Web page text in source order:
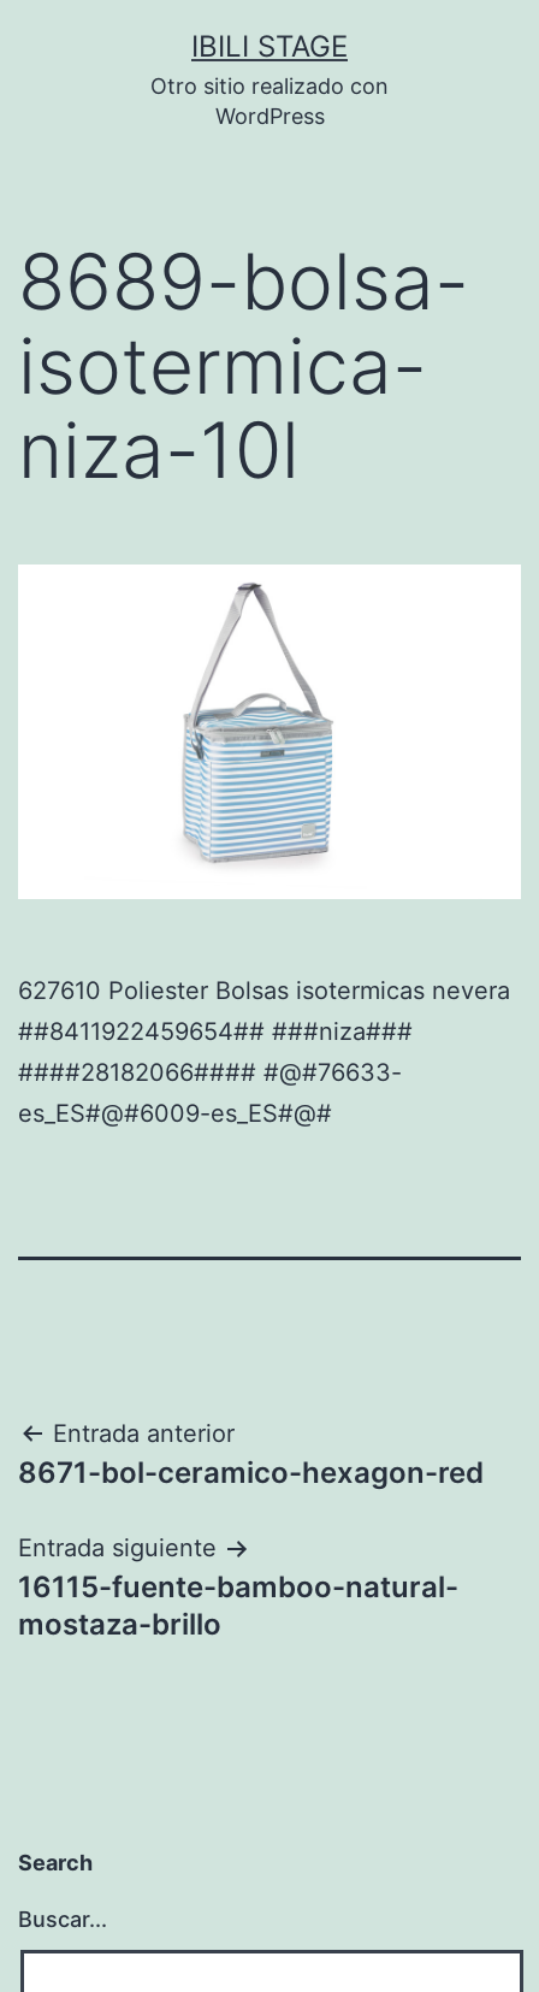
IBILI STAGE
Otro sitio realizado con
WordPress
8689-bolsa-
isotermica-
niza-10l
627610 Poliester Bolsas isotermicas nevera
##8411922459654## ###niza###
####28182066#### #@#76633-
es_ES#@#6009-es_ES#@#
Navegación
de
entradas
Entrada anterior
8671-bol-ceramico-hexagon-red
Entrada siguiente
16115-fuente-bamboo-natural-
mostaza-brillo
Search
Buscar...